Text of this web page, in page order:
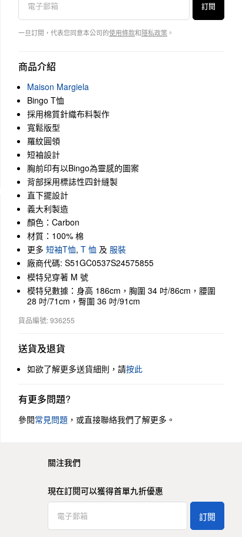
訂閱
一旦訂閱，代表您同意本公司的使用條款和隱私政策 。
商品介紹
Maison Margiela
Bingo T恤
採用棉質針織布料製作
寬鬆版型
羅紋圓領
短袖設計
胸前印有以Bingo為靈感的圖案
背部採用標誌性四針縫製
直下擺設計
義大利製造
顏色：Carbon
材質：100% 棉
更多 短袖T恤, T 恤 及 服裝
廠商代碼: S51GC0537S24575855
模特兒穿著 M 號
模特兒數據：身高 186cm，胸圍 34 吋/86cm，腰圍
28 吋/71cm，臀圍 36 吋/91cm
貨品編號: 936255
送貨及退貨
如欲了解更多送貨細則，請按此
有更多問題?
參閱常見問題 ，或直接聯絡我們了解更多。
關注我們
現在訂閱可以獲得首單九折優惠
訂閱